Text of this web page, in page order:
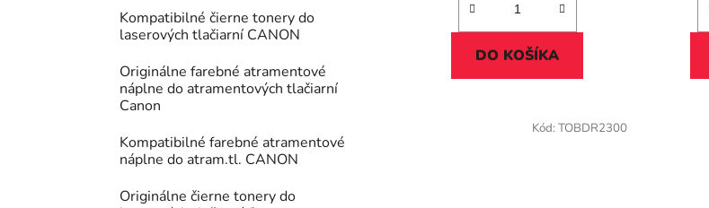
Kompatibilné čierne tonery do
laserových tlačiarní CANON
Originálne farebné atramentové
náplne do atramentových tlačiarní
Canon
Kompatibilné farebné atramentové
náplne do atram.tl. CANON
Originálne čierne tonery do
DO KOŠÍKA
Kód: TOBDR2300